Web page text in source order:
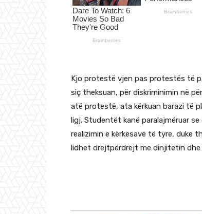
Kjo protestë vjen pas protestës të
siç theksuan, për diskriminimin në
atë protestë, ata kërkuan barazi të
ligj. Studentët kanë paralajmëruar
realizimin e kërkesave të tyre, duke
lidhet drejtpërdrejt me dinjitetin